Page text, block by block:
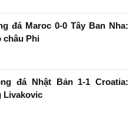
đá Maroc 0-0 Tây Ban Nha:
châu Phi
đá Nhật Bản 1-1 Croatia:
Livakovic